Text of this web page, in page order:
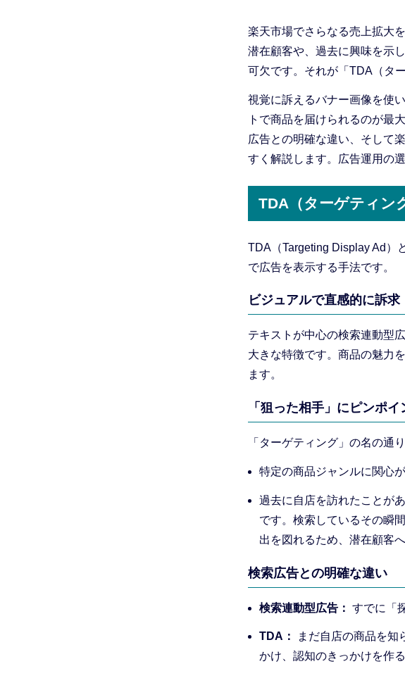
楽天市場でさらなる売上拡大
潜在顧客や、過去に興味を示
可欠です。それが「TDA（タ
視覚に訴えるバナー画像を使
トで商品を届けられるのが最
広告との明確な違い、そして
すく解説します。広告運用の
TDA（ターゲティン
TDA（Targeting Display Ad）
で広告を表示する手法です。
ビジュアルで直感的に訴求
テキストが中心の検索連動型
大きな特徴です。商品の魅力
ます。
「狙った相手」にピンポ
「ターゲティング」の名の通
特定の商品ジャンルに関心
過去に自店を訪れたことが
です。検索しているその瞬
出を図れるため、潜在顧客
検索広告との明確な違い
検索連動型広告： すでに「
TDA：
まだ自店の商品を知
かけ、認知のきっかけを作る